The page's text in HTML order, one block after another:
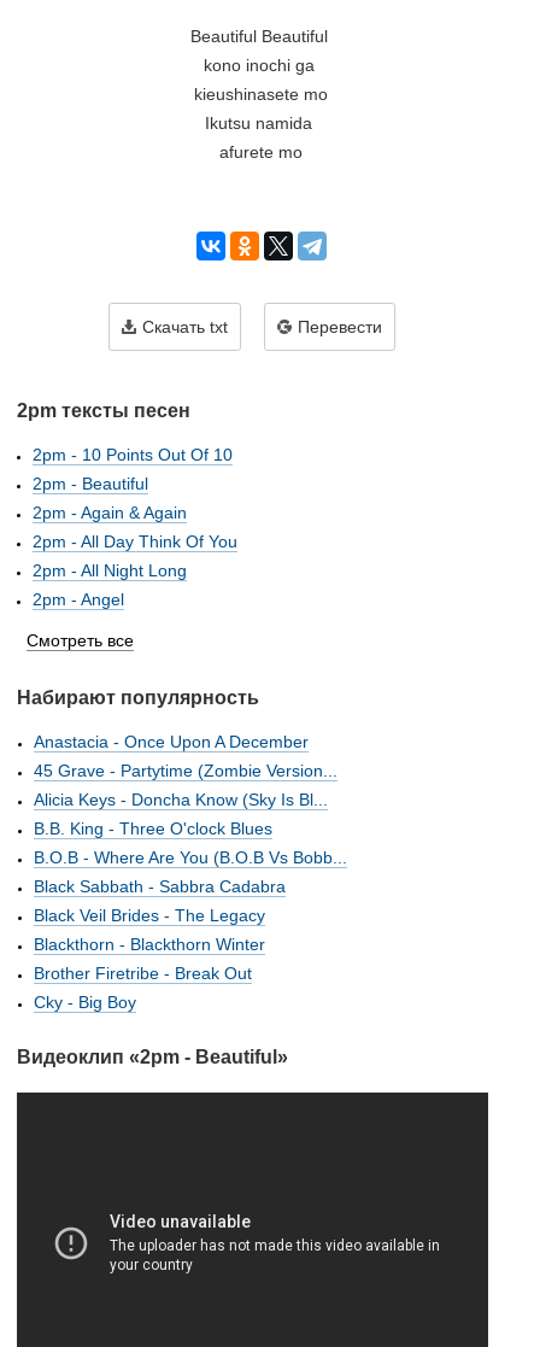
Beautiful Beautiful
kono inochi ga
kieushinasete mo
Ikutsu namida
afurete mo
Скачать txt Перевести
2pm тексты песен
2pm - 10 Points Out Of 10
2pm - Beautiful
2pm - Again & Again
2pm - All Day Think Of You
2pm - All Night Long
2pm - Angel
Смотреть все
Набирают популярность
Anastacia - Once Upon A December
45 Grave - Partytime (Zombie Version...
Alicia Keys - Doncha Know (Sky Is Bl...
B.B. King - Three O'clock Blues
B.O.B - Where Are You (B.O.B Vs Bobb...
Black Sabbath - Sabbra Cadabra
Black Veil Brides - The Legacy
Blackthorn - Blackthorn Winter
Brother Firetribe - Break Out
Cky - Big Boy
Видеоклип «2pm - Beautiful»